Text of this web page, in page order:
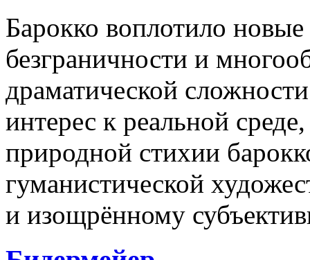
Барокко воплотило новые
безграничности и
драматической
интерес к реальной
природной стихии
гуманистической
и изощрённому